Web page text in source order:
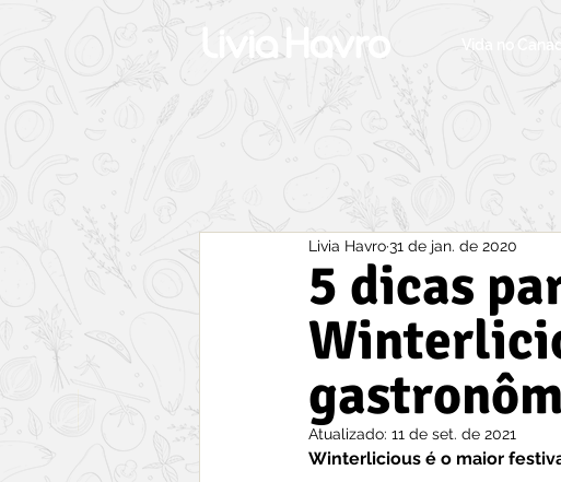
Vida no
5 dicas
Livia Havro31 de jan. de 2020
Atualizado: 11 de set. de 2021
Winterlicious é o maior